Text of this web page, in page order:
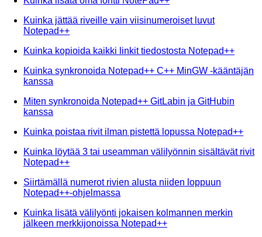
Kuinka jättää riveille vain viisinumeroiset luvut
Notepad++
Kuinka kopioida kaikki linkit tiedostosta Notepad++
Kuinka synkronoida Notepad++ C++ MinGW -kääntäjän
kanssa
Miten synkronoida Notepad++ GitLabin ja GitHubin
kanssa
Kuinka poistaa rivit ilman pistettä lopussa Notepad++
Kuinka löytää 3 tai useamman välilyönnin sisältävät rivit
Notepad++
Siirtämällä numerot rivien alusta niiden loppuun
Notepad++-ohjelmassa
Kuinka lisätä välilyönti jokaisen kolmannen merkin
jälkeen merkkijonoissa Notepad++